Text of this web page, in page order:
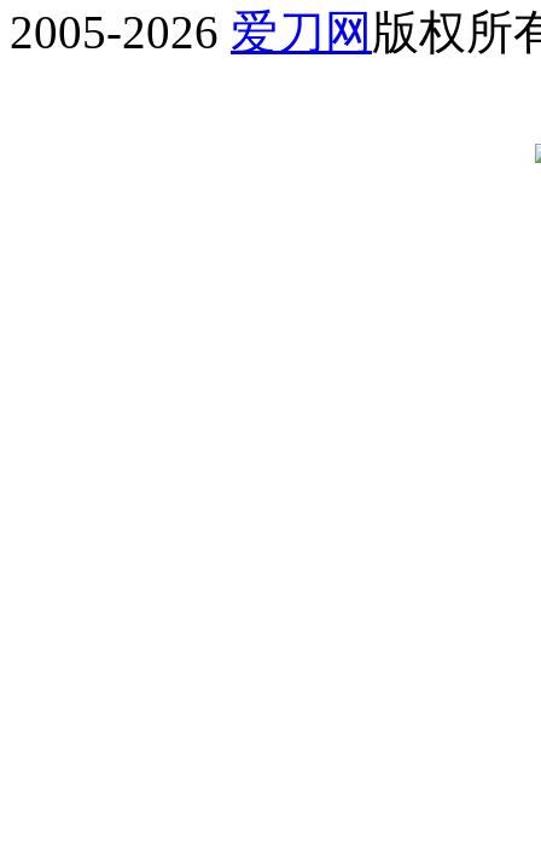
2005-2026 爱刀网 版权所